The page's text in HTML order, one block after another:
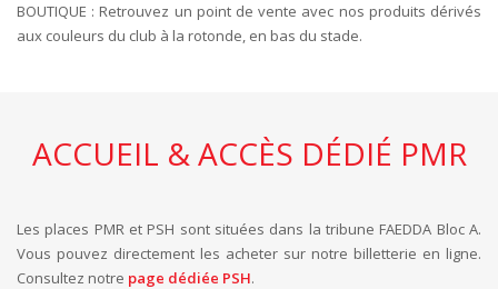
BOUTIQUE : Retrouvez un point de vente avec nos produits dérivés
aux couleurs du club à la rotonde, en bas du stade.
ACCUEIL & ACCÈS DÉDIÉ PMR
Les places PMR et PSH sont situées dans la tribune FAEDDA Bloc A.
Vous pouvez directement les acheter sur notre billetterie en ligne.
Consultez notre page dédiée PSH.